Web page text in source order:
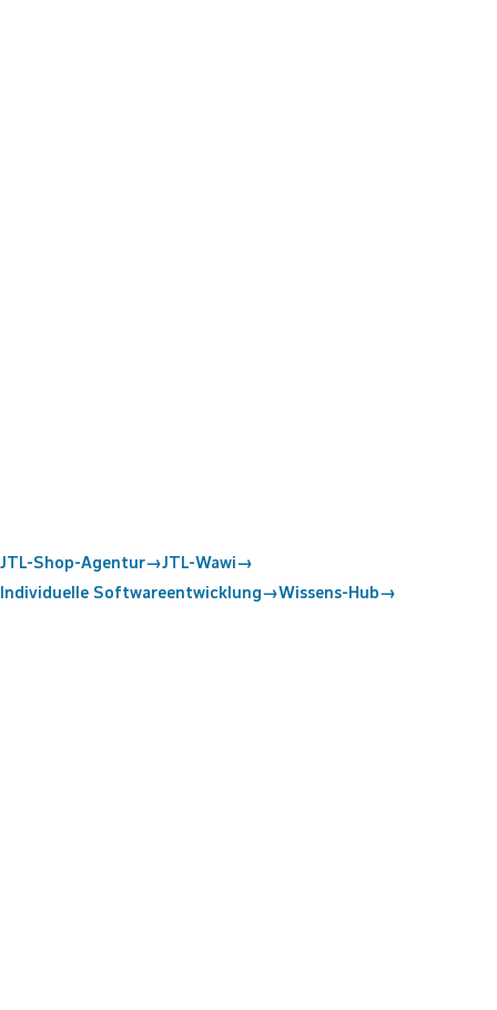
JTL-Shop-Agentur→JTL-Wawi→
Individuelle Softwareentwicklung→Wissens-Hub→